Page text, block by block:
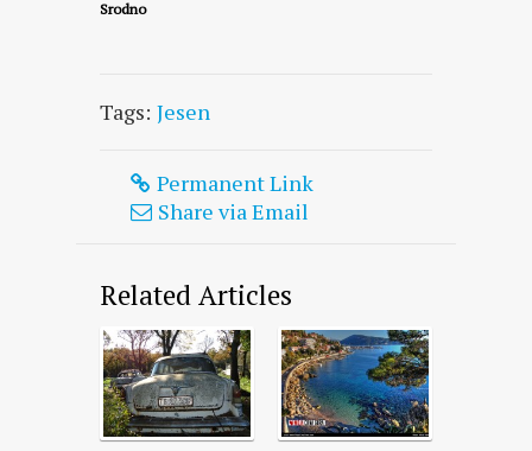
Srodno
Tags: Jesen
Permanent Link
Share via Email
Related Articles